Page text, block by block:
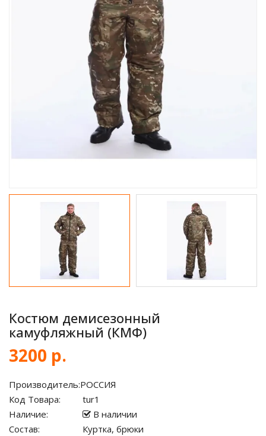
Костюм демисезонный
камуфляжный (КМФ)
3200 р.
Производитель:РОССИЯ
Код Товара:
tur1
Наличие:
В наличии
Состав:
Куртка, брюки